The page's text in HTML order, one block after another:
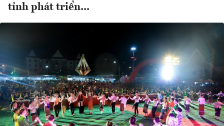
tỉnh phát triển...